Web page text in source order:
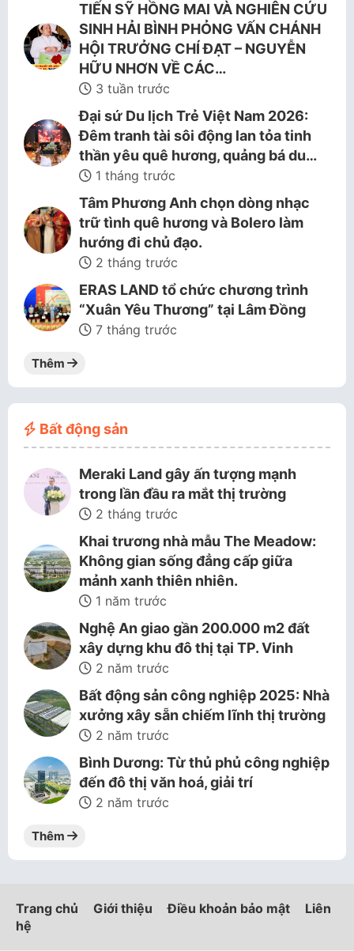
TIẾN SỸ HỒNG MAI VÀ NGHIÊN CỨU
SINH HẢI BÌNH PHỎNG VẤN CHÁNH
HỘI TRƯỞNG CHÍ ĐẠT – NGUYỄN
HỮU NHƠN VỀ CÁC…
3 tuần trước
Đại sứ Du lịch Trẻ Việt Nam 2026:
Đêm tranh tài sôi động lan tỏa tinh
thần yêu quê hương, quảng bá du…
1 tháng trước
Tâm Phương Anh chọn dòng nhạc
trữ tình quê hương và Bolero làm
hướng đi chủ đạo.
2 tháng trước
ERAS LAND tổ chức chương trình
“Xuân Yêu Thương” tại Lâm Đồng
7 tháng trước
Thêm
Bất động sản
Meraki Land gây ấn tượng mạnh
trong lần đầu ra mắt thị trường
2 tháng trước
Khai trương nhà mẫu The Meadow:
Không gian sống đẳng cấp giữa
mảnh xanh thiên nhiên.
1 năm trước
Nghệ An giao gần 200.000 m2 đất
xây dựng khu đô thị tại TP. Vinh
2 năm trước
Bất động sản công nghiệp 2025: Nhà
xưởng xây sẵn chiếm lĩnh thị trường
2 năm trước
Bình Dương: Từ thủ phủ công nghiệp
đến đô thị văn hoá, giải trí
2 năm trước
Thêm
Trang chủ Giới thiệu Điều khoản bảo mật
Liên
hệ